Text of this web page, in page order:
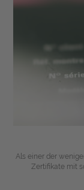
Als einer der
Zertifikate mit